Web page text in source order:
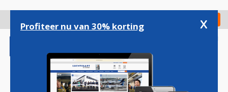
gaan
Check in
Profiteer nu van 30% korting x